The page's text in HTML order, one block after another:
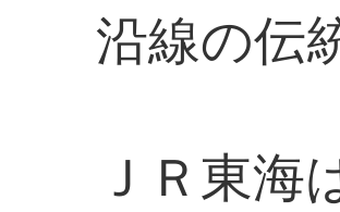
沿線の伝
ＪＲ東海